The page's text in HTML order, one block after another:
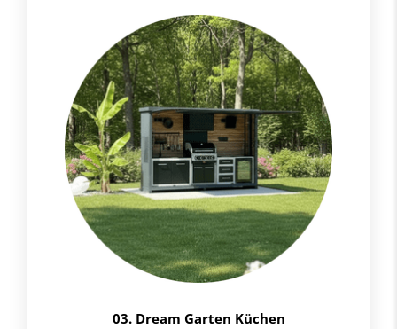
03. Dream Garten Küchen